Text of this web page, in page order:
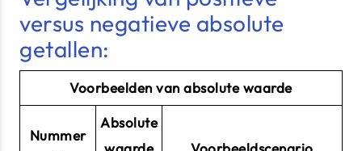
versus negatieve absolute
getallen:
Voorbeelden van absolute waarde
Nummer
Absolute